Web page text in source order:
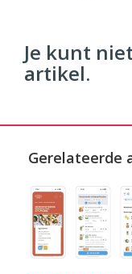
Je kunt
artikel.
Gerelateerde